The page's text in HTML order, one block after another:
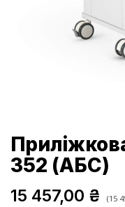
352 (АБС)
15 457,00 ₴ (15